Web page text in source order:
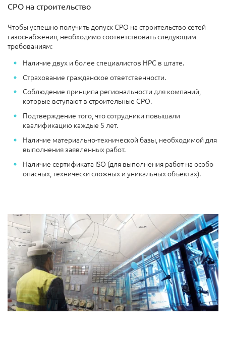
СРО на строительство
Чтобы успешно получить допуск СРО на строительство сетей
газоснабжения, необходимо соответствовать следующим
требованиям:
Наличие двух и более специалистов НРС в штате.
Страхование гражданское ответственности.
Соблюдение принципа региональности для компаний,
которые вступают в строительные СРО.
Подтверждение того, что сотрудники повышали
квалификацию каждые 5 лет.
Наличие материально-технической базы, необходимой для
выполнения заявленных работ.
Наличие сертификата ISO (для выполнения работ на особо
опасных, технически сложных и уникальных объектах).